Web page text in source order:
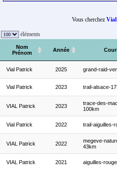
Vous cherchez
éléments
Nom
Prénom
Année
Vial Patrick 2025 grand-raid-
Vial Patrick 2023 trail-alsace-
VIAL Patrick 2023
trace-des-
100km
Vial Patrick 2022 trail-aiguilles-
VIAL Patrick 2022
megeve-
43km
VIAL Patrick 2021 aiguilles-